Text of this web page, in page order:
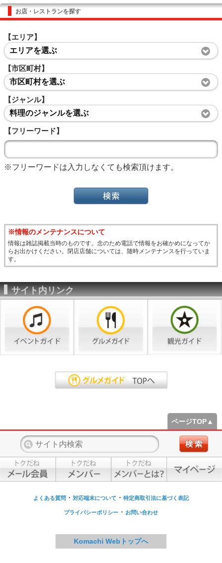
お店・レストランを探す
【エリア】
エリアを選ぶ
【市区町村】
市区町村を選ぶ
【ジャンル】
料理のジャンルを選ぶ
【フリーワード】
※フリーワードは入力しなくても検索頂けます。
※情報のメンテナンスについて
情報は雑誌掲載当時のものです。念のため電話で情報をお確かめになってか
らお出かけください。閉店店舗については、随時メンテナンスを行っていま
す。
サイト内リンク
ページTOP▲
よくある質問 ・ 対応端末について ・ 特定商取引法に基づく表記
プライバシーポリシー ・ お問い合わせ
Komachi Webトップへ